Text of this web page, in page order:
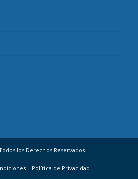
los Derechos Reservados.
Política de Privacidad